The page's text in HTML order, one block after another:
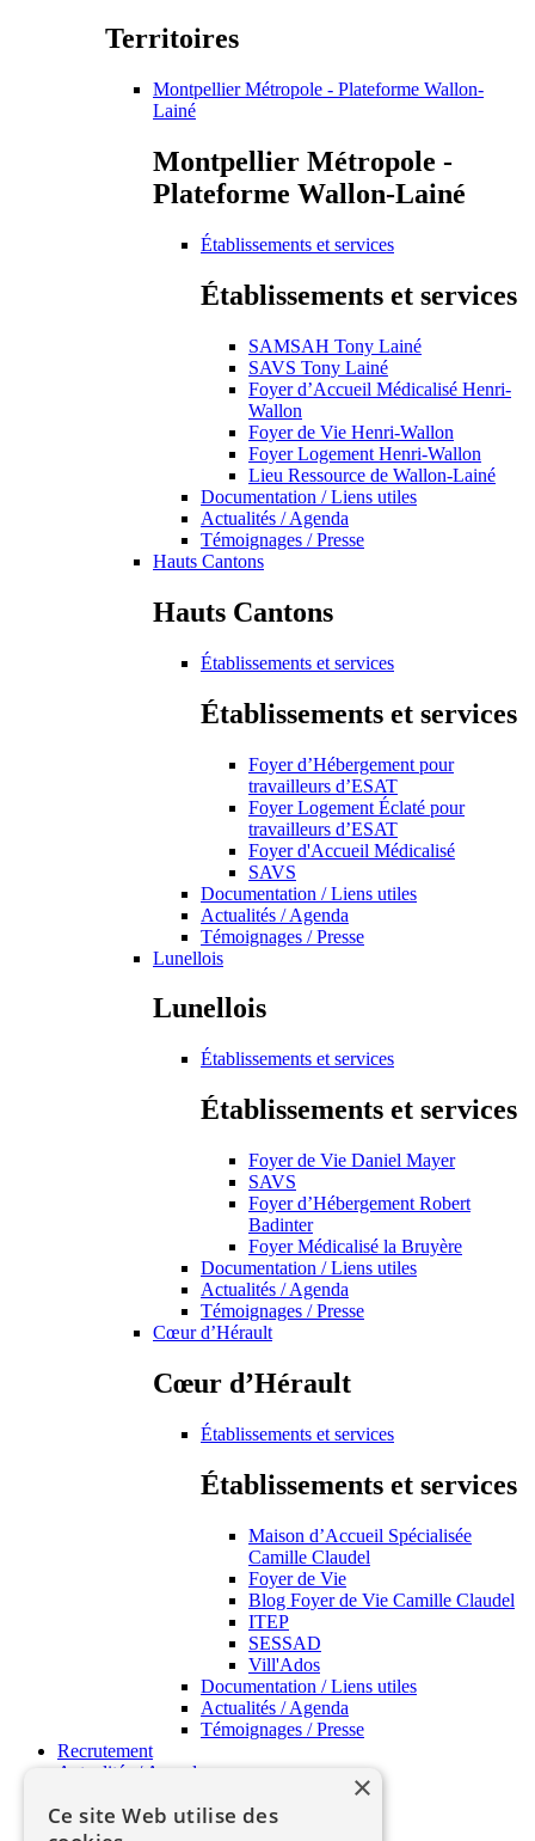
Territoires
Montpellier Métropole - Plateforme Wallon-
Lainé
Montpellier Métropole -
Plateforme Wallon-Lainé
Établissements et services
Établissements et services
SAMSAH Tony Lainé
SAVS Tony Lainé
Foyer d’Accueil Médicalisé Henri-
Wallon
Foyer de Vie Henri-Wallon
Foyer Logement Henri-Wallon
Lieu Ressource de Wallon-Lainé
Documentation / Liens utiles
Actualités / Agenda
Témoignages / Presse
Hauts Cantons
Hauts Cantons
Établissements et services
Établissements et services
Foyer d’Hébergement pour
travailleurs d’ESAT
Foyer Logement Éclaté pour
travailleurs d’ESAT
Foyer d'Accueil Médicalisé
SAVS
Documentation / Liens utiles
Actualités / Agenda
Témoignages / Presse
Lunellois
Lunellois
Établissements et services
Établissements et services
Foyer de Vie Daniel Mayer
SAVS
Foyer d’Hébergement Robert
Badinter
Foyer Médicalisé la Bruyère
Documentation / Liens utiles
Actualités / Agenda
Témoignages / Presse
Cœur d’Hérault
Cœur d’Hérault
Établissements et services
Établissements et services
Maison d’Accueil Spécialisée
Camille Claudel
Foyer de Vie
Blog Foyer de Vie Camille Claudel
ITEP
SESSAD
Vill'Ados
Documentation / Liens utiles
Actualités / Agenda
Témoignages / Presse
Recrutement
Actualités / Agenda
×
Ce site Web utilise des